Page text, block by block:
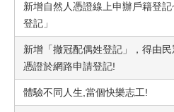
新增自然人憑證線上申辦戶籍登
登記」
新增「撤冠配偶姓登記」，得由民
憑證於網路申請登記!
體驗不同人生,當個快樂志工!